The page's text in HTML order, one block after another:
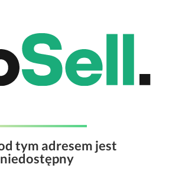
tym adresem jest
niedostępny